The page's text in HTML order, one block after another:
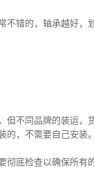
不错的，轴承越好，
但不同品牌的装运，
的，不需要自己安装
彻底检查以确保所有